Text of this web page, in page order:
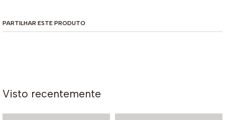
PARTILHAR ESTE PRODUTO
Visto recentemente